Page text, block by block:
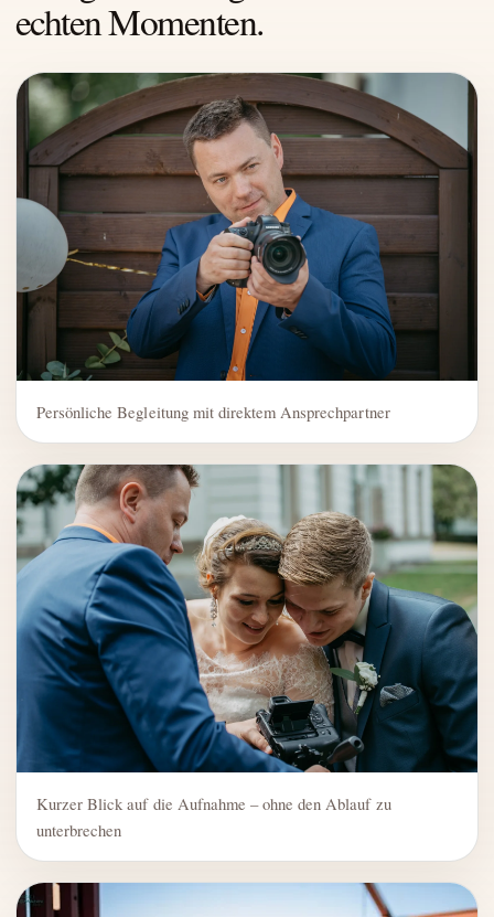
echten Momenten.
Persönliche Begleitung mit direktem Ansprechpartner
Kurzer Blick auf die Aufnahme – ohne den Ablauf zu
unterbrechen